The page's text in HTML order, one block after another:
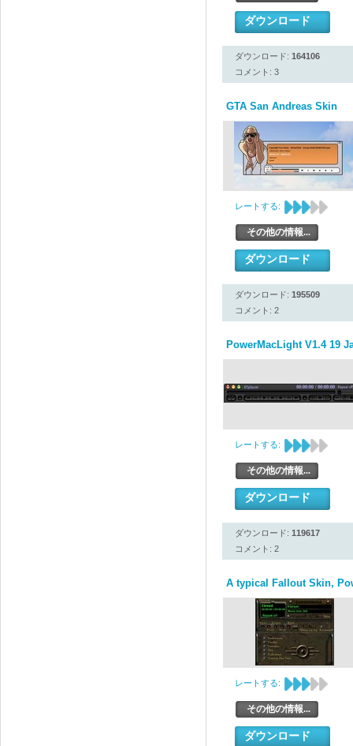
ダウンロード
ダウンロード: 164106
コメント: 3
GTA San Andreas Skin
レートする:
その他の情報...
ダウンロード
ダウンロード: 195509
コメント: 2
PowerMacLight V1.4 19
レートする:
その他の情報...
ダウンロード
ダウンロード: 119617
コメント: 2
A typical Fallout Skin,
レートする:
その他の情報...
ダウンロード